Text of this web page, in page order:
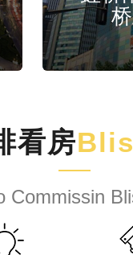
看房
Commissin